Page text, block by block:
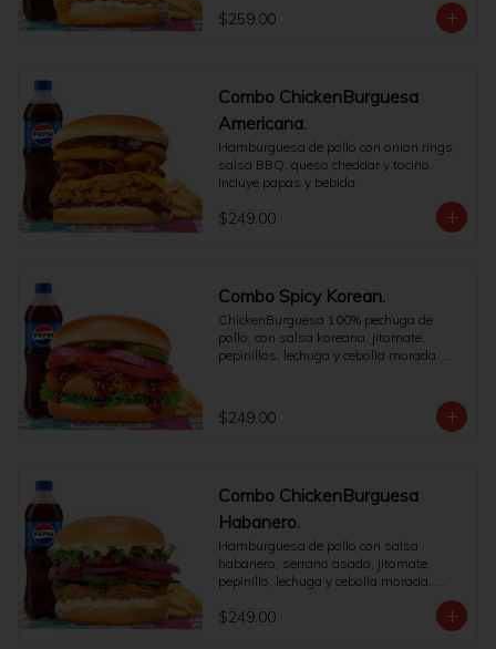
$259.00
Combo ChickenBurguesa
Americana.
Hamburguesa de pollo con onion rings,
salsa BBQ, queso cheddar y tocino.
Incluye papas y bebida.
$249.00
Combo Spicy Korean.
ChickenBurguesa 100% pechuga de
pollo, con salsa koreana, jitomate,
pepinillos, lechuga y cebolla morada.
$249.00
Combo ChickenBurguesa
Habanero.
Hamburguesa de pollo con salsa
habanero, serrano asado, jitomate,
pepinillo, lechuga y cebolla morada.
$249.00